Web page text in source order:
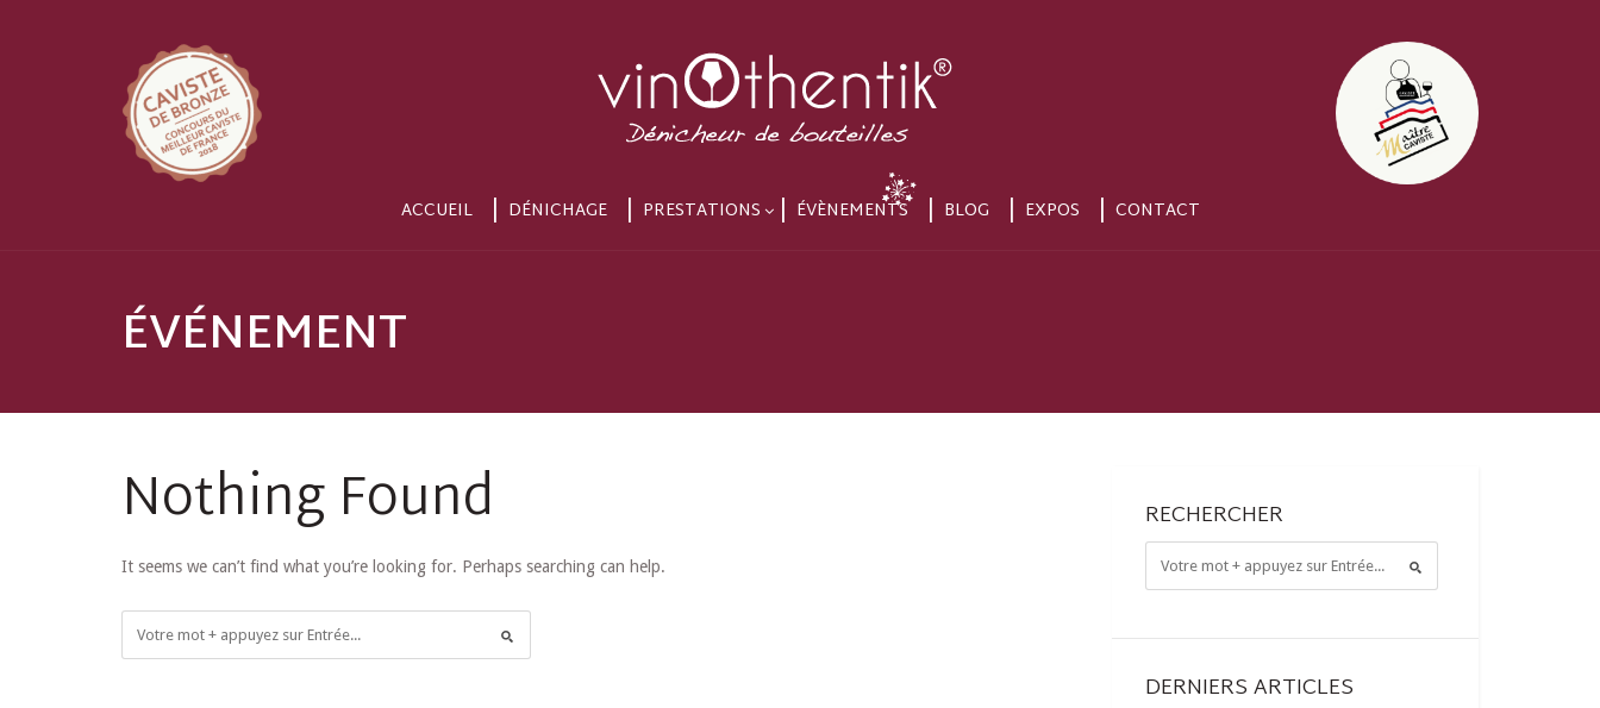
ACCUEIL DÉNICHAGE PRESTATIONS ÉVÈNEMENTS BLOG EXPOS CONTACT
ÉVÉNEMENT
Nothing Found
It seems we can’t find what you’re looking for. Perhaps searching can help.
RECHERCHER
DERNIERS ARTICLES